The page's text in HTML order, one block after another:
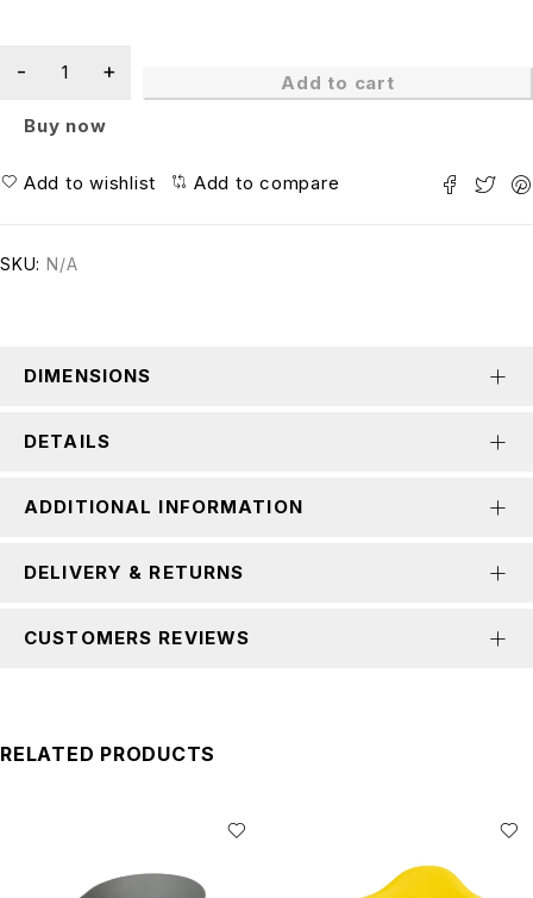
Add to cart
Buy now
Add to wishlist Add to compare
SKU: N/A
DIMENSIONS
DETAILS
ADDITIONAL INFORMATION
DELIVERY & RETURNS
CUSTOMERS REVIEWS
RELATED PRODUCTS